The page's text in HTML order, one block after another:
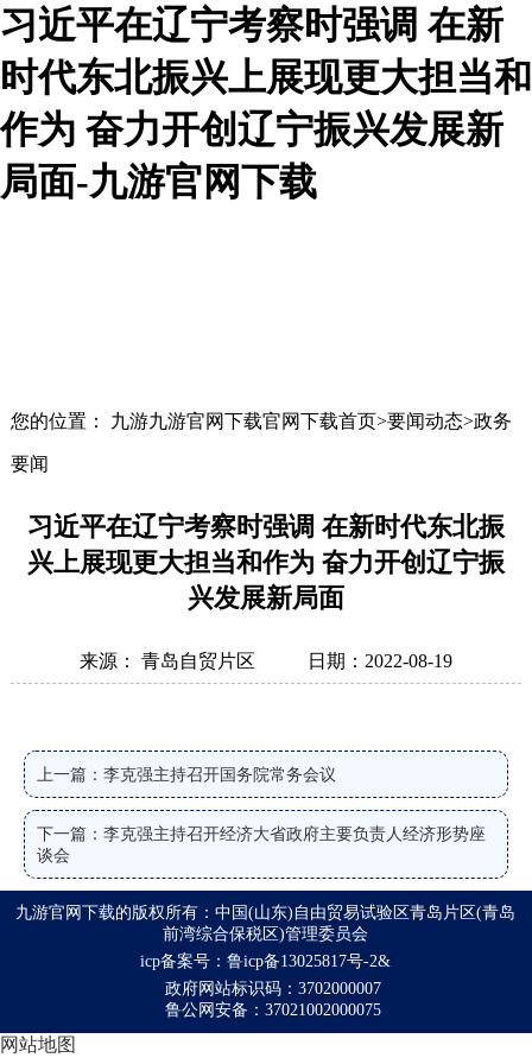
习近平在辽宁考察时强调 在新
时代东北振兴上展现更大担当和
作为 奋力开创辽宁振兴发展新
局面-九游官网下载
您的位置： 九游九游官网下载官网下载首页>要闻动态>政务
要闻
习近平在辽宁考察时强调 在新时代东北振
兴上展现更大担当和作为 奋力开创辽宁振
兴发展新局面
来源： 青岛自贸片区 日期：2022-08-19
上一篇：李克强主持召开国务院常务会议
下一篇：李克强主持召开经济大省政府主要负责人经济形势座
谈会
九游官网下载的版权所有：中国(山东)自由贸易试验区青岛片区(青岛
前湾综合保税区)管理委员会
icp备案号：鲁icp备13025817号-2&
政府网站标识码：3702000007
鲁公网安备：37021002000075
网站地图